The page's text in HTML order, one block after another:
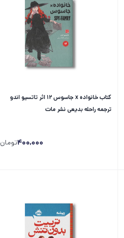
کتاب خانواده x جاسوس 12 اثر تاتسیو اندو
ترجمه راحله بدیعی نشر مات
400,000تومان